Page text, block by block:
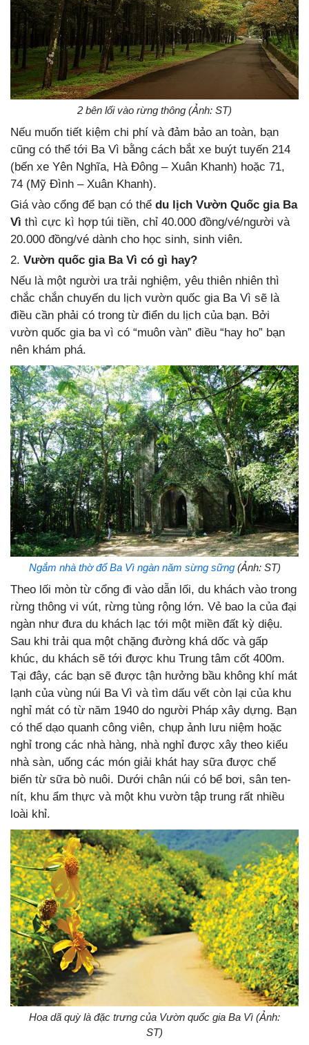
2 bên lối vào rừng thông (Ảnh: ST)
Nếu muốn tiết kiệm chi phí và đảm bảo an toàn, bạn
cũng có thể tới Ba Vì bằng cách bắt xe buýt tuyến 214
(bến xe Yên Nghĩa, Hà Đông – Xuân Khanh) hoặc 71,
74 (Mỹ Đình – Xuân Khanh).
Giá vào cổng để bạn có thể du lịch Vườn Quốc gia Ba
Vì thì cực kì hợp túi tiền, chỉ 40.000 đồng/vé/người và
20.000 đồng/vé dành cho học sinh, sinh viên.
2. Vườn quốc gia Ba Vì có gì hay?
Nếu là một người ưa trải nghiệm, yêu thiên nhiên thì
chắc chắn chuyến du lịch vườn quốc gia Ba Vì sẽ là
điều cần phải có trong từ điển du lịch của bạn. Bởi
vườn quốc gia ba vì có “muôn vàn” điều “hay ho” bạn
nên khám phá.
Ngắm nhà thờ đổ Ba Vì ngàn năm sừng sững(Ảnh: ST)
Theo lối mòn từ cổng đi vào dẫn lối, du khách vào trong
rừng thông vi vút, rừng tùng rộng lớn. Vẻ bao la của đại
ngàn như đưa du khách lạc tới một miền đất kỳ diệu.
Sau khi trải qua một chặng đường khá dốc và gấp
khúc, du khách sẽ tới được khu Trung tâm cốt 400m.
Tại đây, các bạn sẽ được tận hưởng bầu không khí mát
lạnh của vùng núi Ba Vì và tìm dấu vết còn lại của khu
nghỉ mát có từ năm 1940 do người Pháp xây dựng. Bạn
có thể dạo quanh công viên, chụp ảnh lưu niệm hoặc
nghỉ trong các nhà hàng, nhà nghỉ được xây theo kiểu
nhà sàn, uống các món giải khát hay sữa được chế
biến từ sữa bò nuôi. Dưới chân núi có bể bơi, sân ten-
nít, khu ẩm thực và một khu vườn tập trung rất nhiều
loài khỉ.
Hoa dã quỳ là đặc trưng của Vườn quốc gia Ba Vì (Ảnh:
ST)